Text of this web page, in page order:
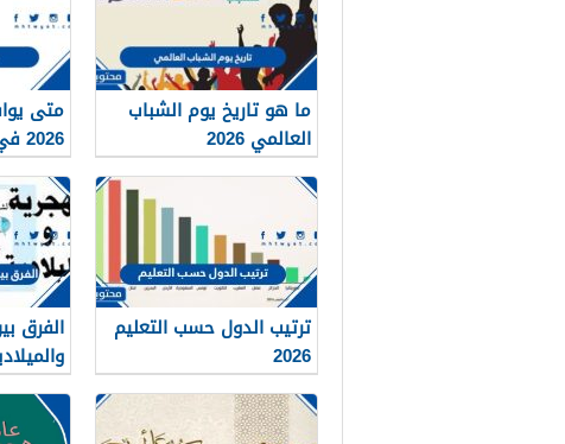
ما هو تاريخ يوم الشباب
العالمي 2026
متى
العربية
ترتيب الدول حسب التعليم
2026
الفرق